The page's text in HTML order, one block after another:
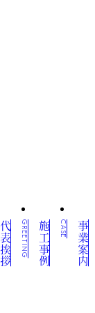
事業案内
CASE
施工事例
GREETING
代表挨拶